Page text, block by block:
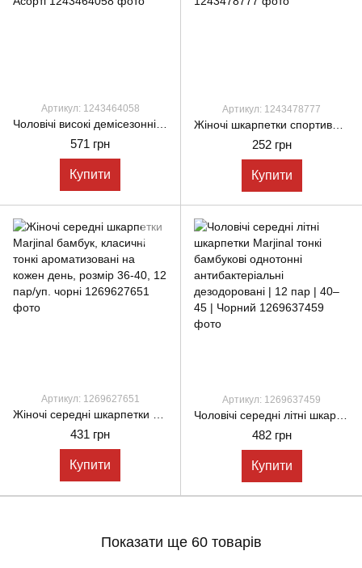
Артикул: 1243464058
571 грн
Купити
Артикул: 1243478777
252 грн
Купити
Артикул: 1269627651
431 грн
Купити
Артикул: 1269637459
482 грн
Купити
Показати ще 60 товарів